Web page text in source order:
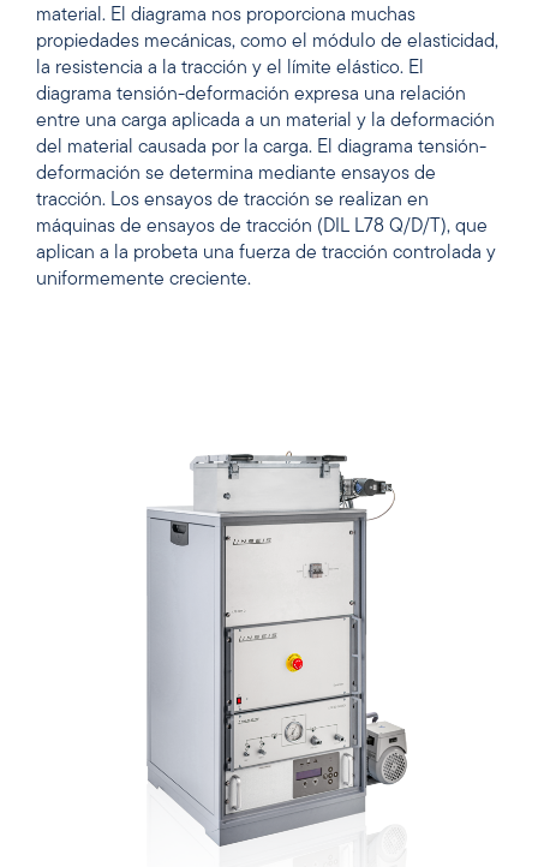
material. El diagrama nos proporciona muchas
propiedades mecánicas, como el módulo de elasticidad,
la resistencia a la tracción y el límite elástico. El
diagrama tensión-deformación expresa una relación
entre una carga aplicada a un material y la deformación
del material causada por la carga. El diagrama tensión-
deformación se determina mediante ensayos de
tracción. Los ensayos de tracción se realizan en
máquinas de ensayos de tracción (DIL L78 Q/D/T), que
aplican a la probeta una fuerza de tracción controlada y
uniformemente creciente.